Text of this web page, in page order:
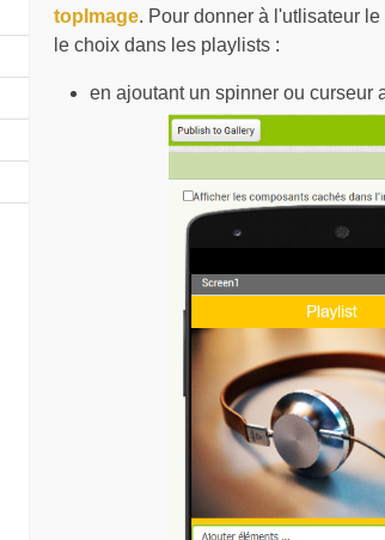
topImage. Pour donner à l'utlisateur
le choix dans les playlists :
en ajoutant un spinner ou curseur